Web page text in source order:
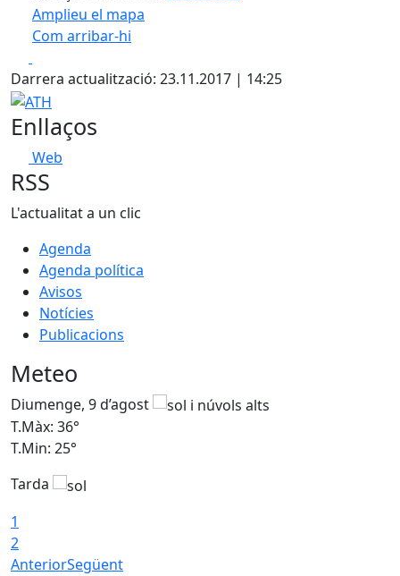
Amplieu el mapa
Com arribar-hi
+
−
Darrera actualització: 23.11.2017 | 14:25
ATH
Enllaços
Web
RSS
L'actualitat a un clic
Agenda
Agenda política
Avisos
Notícies
Publicacions
Meteo
Diumenge, 9 d’agost
T.Màx: 36°
T.Min: 25°
Tarda
1
2
AnteriorSegüent